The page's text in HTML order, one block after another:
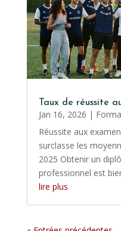
Taux de réussite
Jan 16, 2026 |
Réussite aux
surclasse les
2025 Obtenir un
professionnel est
lire plus